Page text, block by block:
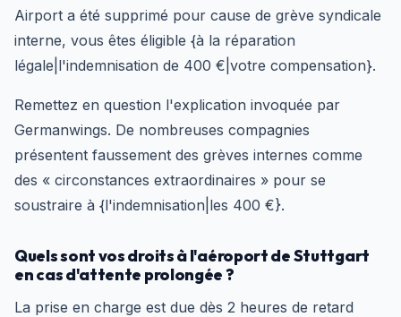
Airport a été supprimé pour cause de grève syndicale
interne, vous êtes éligible {à la réparation
légale|l'indemnisation de 400 €|votre compensation}.
Remettez en question l'explication invoquée par
Germanwings. De nombreuses compagnies
présentent faussement des grèves internes comme
des « circonstances extraordinaires » pour se
soustraire à {l'indemnisation|les 400 €}.
Quels sont vos droits à l'aéroport de Stuttgart
en cas d'attente prolongée ?
La prise en charge est due dès 2 heures de retard